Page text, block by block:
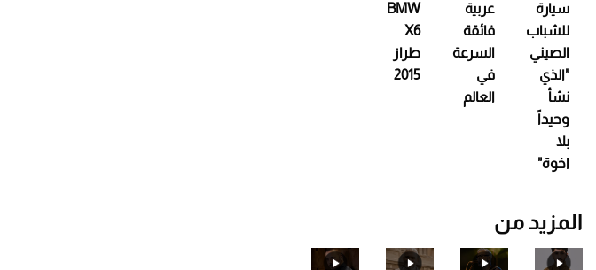
سيارة
للشباب
الصيني
"الذي
نشأ
وحيداً
بلا
اخوة"
عربية
فائقة
السرعة
في
العالم
BMW
X6
طراز
2015
المزيد من